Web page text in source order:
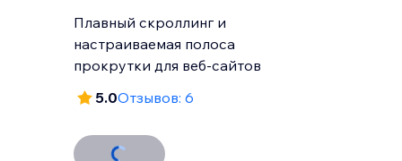
Плавный скроллинг и
настраиваемая полоса
прокрутки для веб-сайтов
5.0Отзывов: 6